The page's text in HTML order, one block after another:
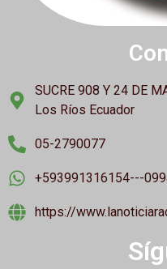
SUCRE 908 Y 24 DE
Los Ríos Ecuador
05-2790077
+593991316154---
https://